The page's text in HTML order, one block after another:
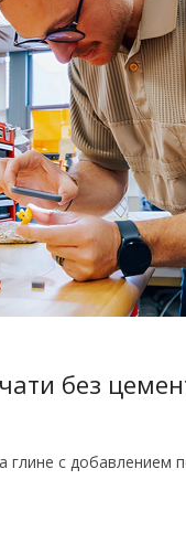
без
с добавлением